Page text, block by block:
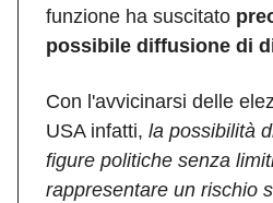
funzione ha suscitato
possibile diffusione di
Con l'avvicinarsi delle
USA infatti, la possibilità
figure politiche senza
rappresentare un rischio